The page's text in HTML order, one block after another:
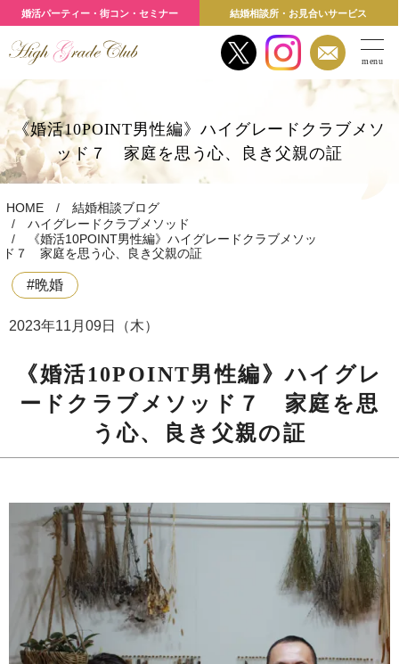
婚活パーティー・街コン・セミナー 結婚相談所・お見合いサービス
menu
《婚活10POINT男性編》ハイグレードクラブメソ
ッド７ 家庭を思う心、良き父親の証
HOME
結婚相談ブログ
ハイグレードクラブメソッド
《婚活10POINT男性編》ハイグレードクラブメソッ
ド７ 家庭を思う心、良き父親の証
#晩婚
2023年11月09日（木）
《婚活10POINT男性編》ハイグレ
ードクラブメソッド７ 家庭を思
う心、良き父親の証